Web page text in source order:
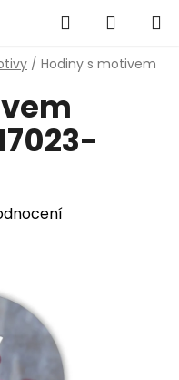
Hledat
KOŠÍK
/ Hodiny s motivem